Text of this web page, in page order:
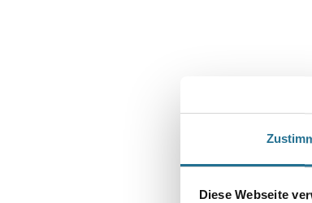
Diese Webseite